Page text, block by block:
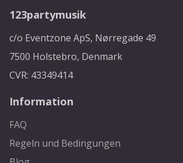
123partymusik
c/o Eventzone ApS, Nørregade 49
7500 Holstebro, Denmark
CVR: 43349414
Information
FAQ
Regeln und Bedingungen